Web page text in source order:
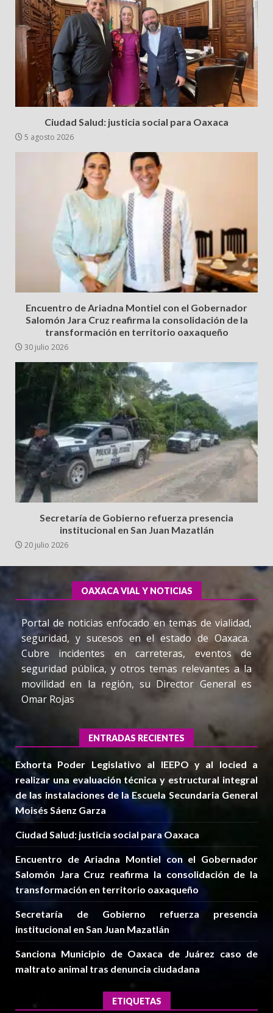
Ciudad Salud: justicia social para Oaxaca
5 agosto 2026
Encuentro de Ariadna Montiel con el Gobernador
Salomón Jara Cruz reafirma la consolidación de la
transformación en territorio oaxaqueño
30 julio 2026
Secretaría de Gobierno refuerza presencia
institucional en San Juan Mazatlán
20 julio 2026
OAXACA VIAL Y NOTICIAS
Portal de noticias enfocado en temas de vialidad,
seguridad, y sucesos en el estado de Oaxaca.
Cubre incidentes en carreteras, eventos de
seguridad pública, y otros temas relevantes a la
movilidad en la región, su Director General es
Omar Rojas
ENTRADAS RECIENTES
Exhorta Poder Legislativo al IEEPO y al Iocied a
realizar una evaluación técnica y estructural integral
de las instalaciones de la Escuela Secundaria General
Moisés Sáenz Garza
Ciudad Salud: justicia social para Oaxaca
Encuentro de Ariadna Montiel con el Gobernador
Salomón Jara Cruz reafirma la consolidación de la
transformación en territorio oaxaqueño
Secretaría de Gobierno refuerza presencia
institucional en San Juan Mazatlán
Sanciona Municipio de Oaxaca de Juárez caso de
maltrato animal tras denuncia ciudadana
ETIQUETAS